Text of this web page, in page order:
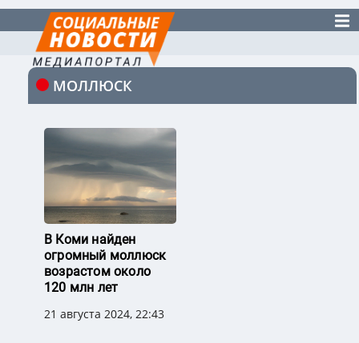
МОЛЛЮСК
В Коми найден
огромный моллюск
возрастом около
120 млн лет
21 августа 2024, 22:43